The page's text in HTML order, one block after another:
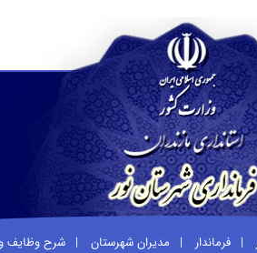
فرماندار مدیران شهرستان شرح وظایف